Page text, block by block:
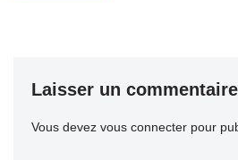
Laisser un commentaire
Vous devez vous connecter pour